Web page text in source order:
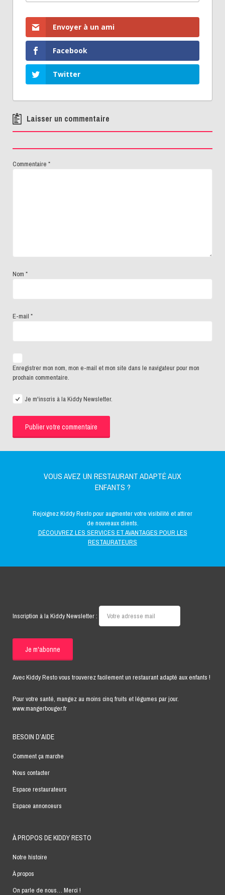
Envoyer à un ami
Facebook
Twitter
Laisser un commentaire
Commentaire *
Nom *
E-mail *
Enregistrer mon nom, mon e-mail et mon site dans le navigateur pour mon
prochain commentaire.
Je m'inscris à la Kiddy Newsletter.
VOUS AVEZ UN RESTAURANT ADAPTÉ AUX
ENFANTS ?
Rejoignez Kiddy Resto pour augmenter votre visibilité et attirer
de nouveaux clients.
DÉCOUVREZ LES SERVICES ET AVANTAGES POUR LES
RESTAURATEURS
Inscription à la Kiddy Newsletter :
Avec Kiddy Resto vous trouverez facilement un restaurant adapté aux enfants !
Pour votre santé, mangez au moins cinq fruits et légumes par jour.
www.mangerbouger.fr
BESOIN D’AIDE
Comment ça marche
Nous contacter
Espace restaurateurs
Espace annonceurs
À PROPOS DE KIDDY RESTO
Notre histoire
À propos
On parle de nous… Merci !